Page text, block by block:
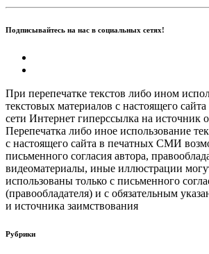
Подписывайтесь на нас в социальных сетях!
При перепечатке текстов либо ином
текстовых материалов с настоящего
сети Интернет гиперссылка на источник
Перепечатка либо иное использование
с настоящего сайта в печатных СМИ
письменного согласия автора,
видеоматериалы, иные иллюстрации
использованы только с письменного
(правообладателя) и с обязательным
и источника заимствования
Рубрики